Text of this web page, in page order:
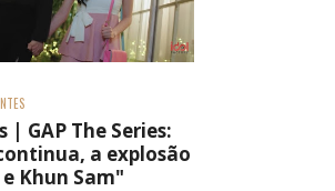
| GAP The Series:
a explosão
Khun Sam"